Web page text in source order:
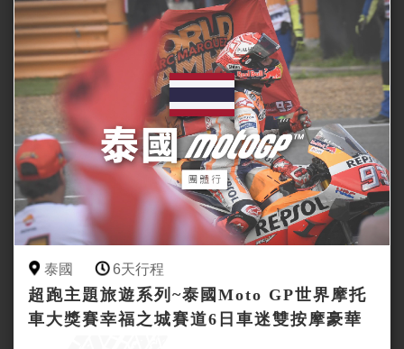
泰國 6天行程
超跑主題旅遊系列~泰國Moto GP世界摩托
車大獎賽幸福之城賽道6日車迷雙按摩豪華